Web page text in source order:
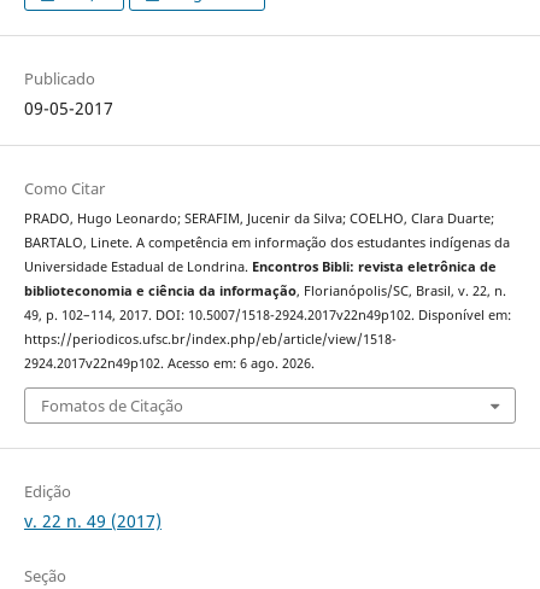
Publicado
09-05-2017
Como Citar
PRADO, Hugo Leonardo; SERAFIM, Jucenir da Silva; COELHO, Clara Duarte;
BARTALO, Linete. A competência em informação dos estudantes indígenas da
Universidade Estadual de Londrina. Encontros Bibli: revista eletrônica de
biblioteconomia e ciência da informação, Florianópolis/SC, Brasil, v. 22, n.
49, p. 102–114, 2017. DOI: 10.5007/1518-2924.2017v22n49p102. Disponível em:
https://periodicos.ufsc.br/index.php/eb/article/view/1518-
2924.2017v22n49p102. Acesso em: 6 ago. 2026.
Fomatos de Citação
Edição
v. 22 n. 49 (2017)
Seção